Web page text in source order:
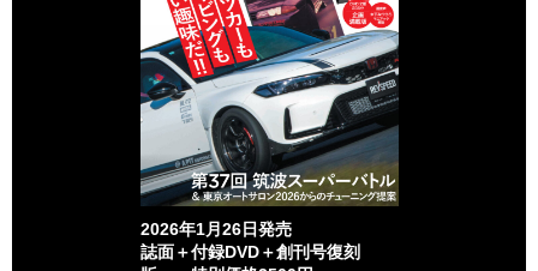
2026年1月26日発売
誌面＋付録DVD＋創刊号復刻